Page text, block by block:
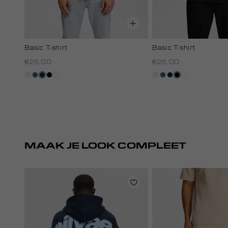
Basic T-shirt
€25.00
kit,groen,
donkerblauw
zwart
Basic T-shirt
€25.00
kit,groen,
donkerblauw
zwart
MAAK JE LOOK COMPLEET